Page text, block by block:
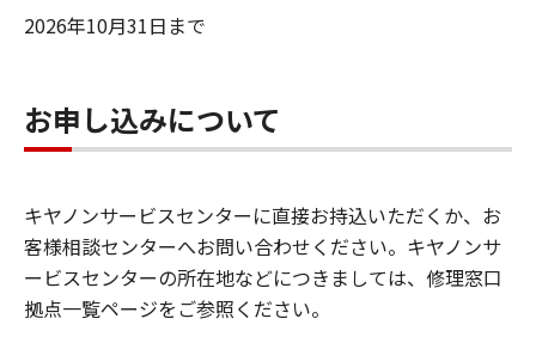
2026年10月31日まで
お申し込みについて
キヤノンサービスセンターに直接お持込いただくか、お
客様相談センターへお問い合わせください。キヤノンサ
ービスセンターの所在地などにつきましては、修理窓口
拠点一覧ページをご参照ください。